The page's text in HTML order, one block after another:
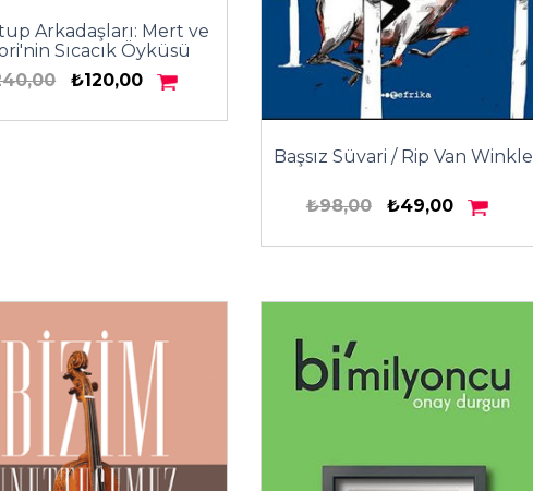
Arkadaşları: Mert ve
Sıcacık Öyküsü
₺120,00
Başsız Süvari / Rip Van Winkle
₺98,00 ₺49,00